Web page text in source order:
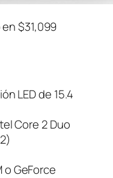
$31,099
LED de 15.4
Core 2 Duo
o GeForce